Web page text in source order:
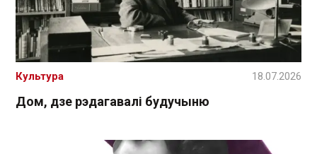
Дом, дзе рэдагавалі будучыню
Культура 18.07.2026